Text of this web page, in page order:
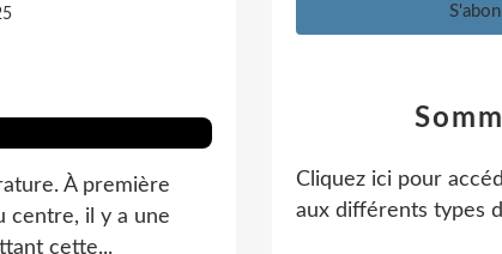
À première
centre, il y a une
cette...
Cliquez ici pour
aux différents types